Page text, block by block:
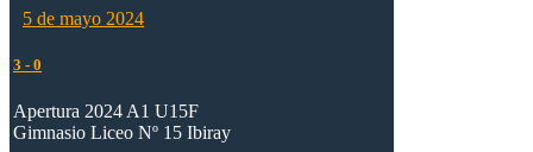
5 de mayo 2024
3 - 0
Apertura 2024 A1 U15F
Gimnasio Liceo Nº 15 Ibiray